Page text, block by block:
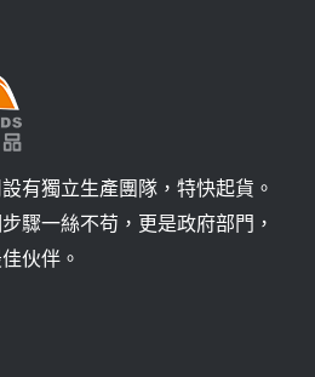
有獨立生產團隊，特快起貨。
驟一絲不苟，更是政府部門，
伙伴。